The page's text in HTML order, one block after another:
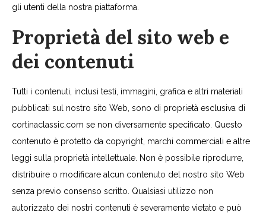
gli utenti della nostra piattaforma.
Proprietà del sito web e
dei contenuti
Tutti i contenuti, inclusi testi, immagini, grafica e altri materiali
pubblicati sul nostro sito Web, sono di proprietà esclusiva di
cortinaclassic.com se non diversamente specificato. Questo
contenuto è protetto da copyright, marchi commerciali e altre
leggi sulla proprietà intellettuale. Non è possibile riprodurre,
distribuire o modificare alcun contenuto del nostro sito Web
senza previo consenso scritto. Qualsiasi utilizzo non
autorizzato dei nostri contenuti è severamente vietato e può